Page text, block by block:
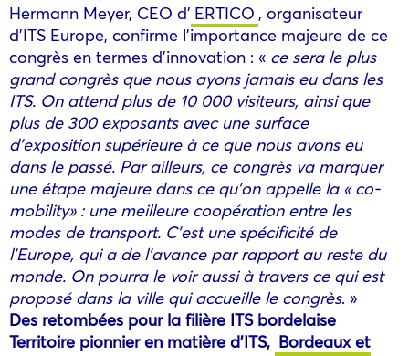
Hermann Meyer, CEO d’ ERTICO , organisateur
d’ITS Europe, confirme l’importance majeure de ce
congrès en termes d’innovation : « ce sera le plus
grand congrès que nous ayons jamais eu dans les
ITS. On attend plus de 10 000 visiteurs, ainsi que
plus de 300 exposants avec une surface
d’exposition supérieure à ce que nous avons eu
dans le passé. Par ailleurs, ce congrès va marquer
une étape majeure dans ce qu’on appelle la « co-
mobility» : une meilleure coopération entre les
modes de transport. C’est une spécificité de
l’Europe, qui a de l’avance par rapport au reste du
monde. On pourra le voir aussi à travers ce qui est
proposé dans la ville qui accueille le congrès. »
Des retombées pour la filière ITS bordelaise
Territoire pionnier en matière d’ITS, Bordeaux et